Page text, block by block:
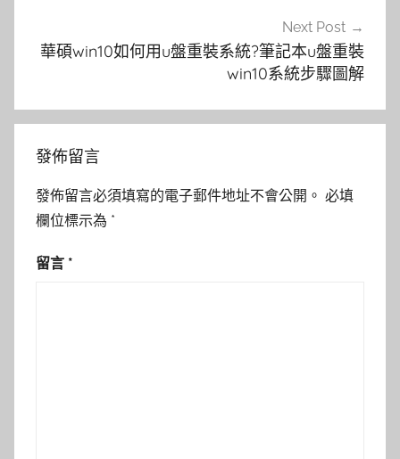
Next Post
華碩win10如何用u盤重裝系統?筆記本u盤重裝
win10系統步驟圖解
發佈留言
發佈留言必須填寫的電子郵件地址不會公開。 必填
欄位標示為 *
留言 *